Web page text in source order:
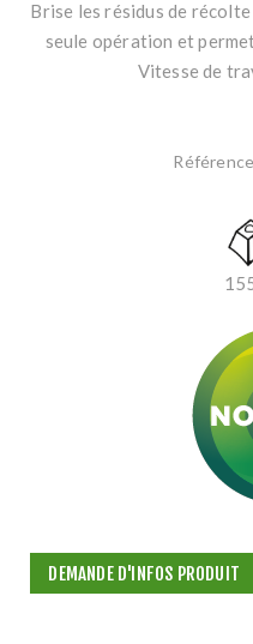
Brise les résidus de
seule opération et
Vitesse de
DEMANDE D'INFOS PRODUIT